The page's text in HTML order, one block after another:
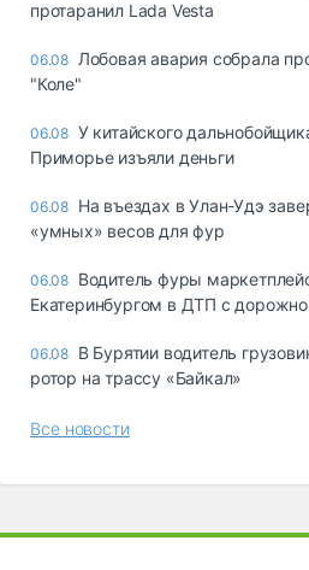
протаранил Lada Vesta
06.08 Лобовая авария собрала
"Коле"
06.08 У китайского
Приморье изъяли деньги
06.08 Ha въeздax в Улaн-Удэ
«yмныx» вecoв для фyp
06.08 Водитель фуры
Екатеринбургом в ДТП с
06.08 В Бурятии водитель
ротор на трассу «Байкал»
Все новости